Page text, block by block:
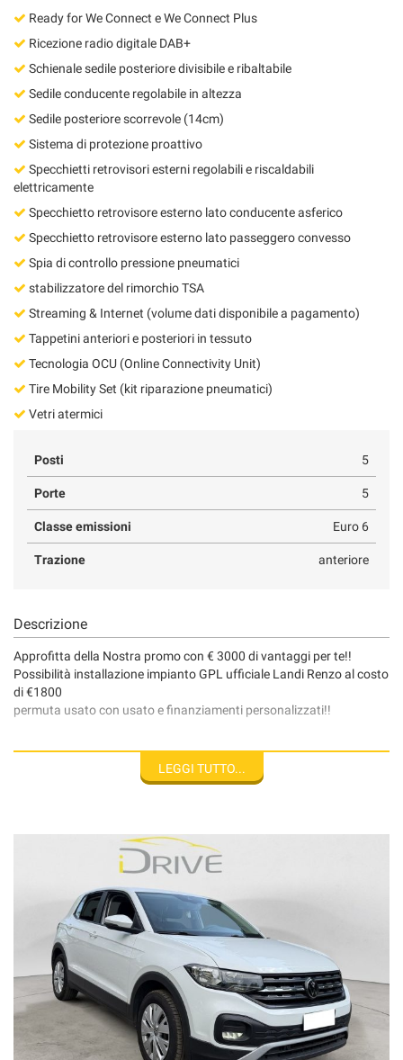
Ready for We Connect e We Connect Plus
Ricezione radio digitale DAB+
Schienale sedile posteriore divisibile e ribaltabile
Sedile conducente regolabile in altezza
Sedile posteriore scorrevole (14cm)
Sistema di protezione proattivo
Specchietti retrovisori esterni regolabili e riscaldabili
elettricamente
Specchietto retrovisore esterno lato conducente asferico
Specchietto retrovisore esterno lato passeggero convesso
Spia di controllo pressione pneumatici
stabilizzatore del rimorchio TSA
Streaming & Internet (volume dati disponibile a pagamento)
Tappetini anteriori e posteriori in tessuto
Tecnologia OCU (Online Connectivity Unit)
Tire Mobility Set (kit riparazione pneumatici)
Vetri atermici
Posti 5
Porte 5
Classe emissioni Euro 6
Trazione anteriore
Descrizione
Approfitta della Nostra promo con € 3000 di vantaggi per te!!
Possibilità installazione impianto GPL ufficiale Landi Renzo al costo
di €1800
permuta usato con usato e finanziamenti personalizzati!!
Tiburtina 916, siamo aperti dal lunedì al sabato dalle ore 09,00 alle
ore 19,00 ORARIO CONTINUATO !!
Disclaimer: Tutti i dati pubblicati, fotografie comprese, relativi alla
descrizione di questo veicolo sono stati compilati con cura, tuttavia,
potrebbero contenere errori e omissioni. Si declina quindi ogni
responsabilità se le informazioni consultate non corrispondono alle
caratteristiche del mezzo. La correttezza delle informazioni può
essere verificata in sede o contattando un consulente alle vendite.
Si prega pertanto di verificare, con i nostri consulenti dedicati, la
coerenza dei dati descritti.
www.idriveroma.com
LEGGI TUTTO...